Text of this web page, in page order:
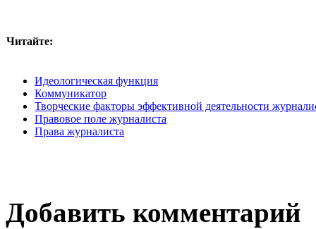
Читайте:
Идеологическая функция
Коммуникатор
Творческие факторы эффективной деятельности
Правовое поле журналиста
Права журналиста
Добавить комментарий